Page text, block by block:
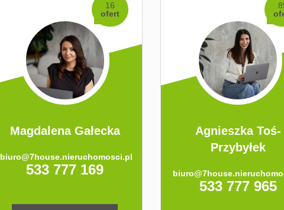
16
ofert
Magdalena Gałecka
biuro@7house.nieruchomosci.pl
533 777 169
Agnieszka Toś-
Przybyłek
533 777 965